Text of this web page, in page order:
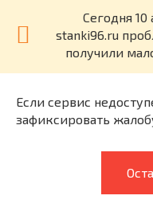
Cегодня 10
stanki96.ru
получили
Если сервис
зафиксировать